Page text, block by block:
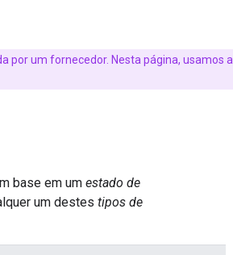
por um fornecedor. Nesta página, usamos a
base em um estado de
um destes tipos de